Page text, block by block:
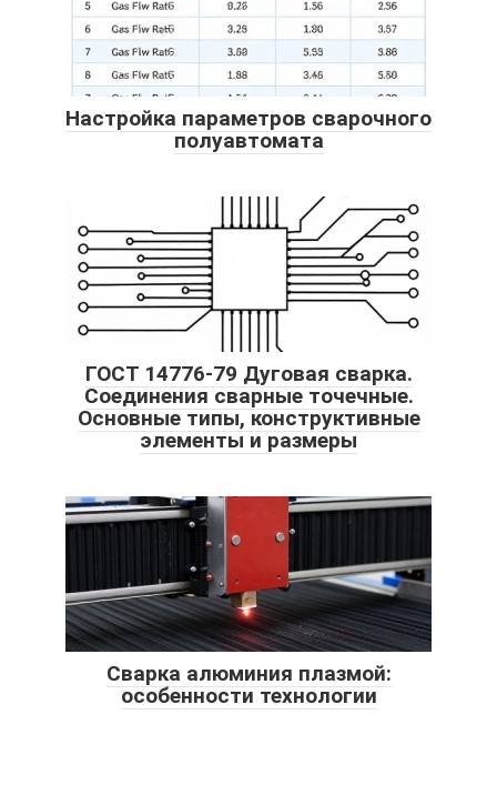
Настройка параметров сварочного
полуавтомата
ГОСТ 14776-79 Дуговая сварка.
Соединения сварные точечные.
Основные типы, конструктивные
элементы и размеры
Сварка алюминия плазмой:
особенности технологии